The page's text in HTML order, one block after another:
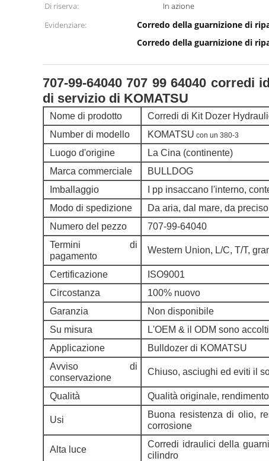
Di riserva:
In azione
Evidenziare:
Corredo della guarnizione di
Corredo della guarnizione di
707-99-64040 707 99 64040 corredi
di servizio di KOMATSU
Nome di prodotto
Corredi di Kit Dozer
Number di modello
KOMATSU con un 380-3
Luogo d'origine
La Cina (continente)
Marca commerciale
BULLDOG
Imballaggio
I pp insaccano l'interno,
Modo di spedizione
Da aria, dal mare, da
Numero del pezzo
707-99-64040
Termini di
pagamento
Western Union, L/C, T/T,
Certificazione
ISO9001
Circostanza
100% nuovo
Garanzia
Non disponibile
Su misura
L'OEM & il ODM sono
Applicazione
Bulldozer di KOMATSU
Avviso di
conservazione
Chiuso, asciughi ed eviti il
Qualità Qualità originale,
Usi
Buona resistenza di olio,
corrosione
Alta luce
Corredi idraulici della
cilindro